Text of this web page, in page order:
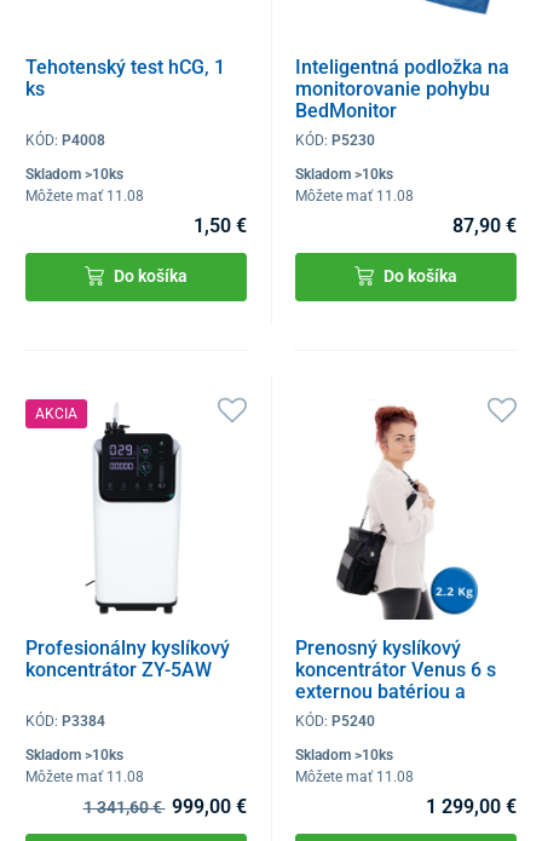
Tehotenský test hCG, 1
ks
KÓD: P4008
Skladom >10ks
Môžete mať 11.08
1,50 €
Do košíka
Inteligentná podložka na
monitorovanie pohybu
BedMonitor
KÓD:P5230
Skladom >10ks
Môžete mať 11.08
87,90 €
Do košíka
AKCIA
Profesionálny kyslíkový
koncentrátor ZY-5AW
KÓD: P3384
Skladom >10ks
Môžete mať 11.08
1 341,60 € 999,00 €
Prenosný kyslíkový
koncentrátor Venus 6 s
externou batériou a
nosovou kanylou
KÓD:P5240
Skladom >10ks
Môžete mať 11.08
1 299,00 €